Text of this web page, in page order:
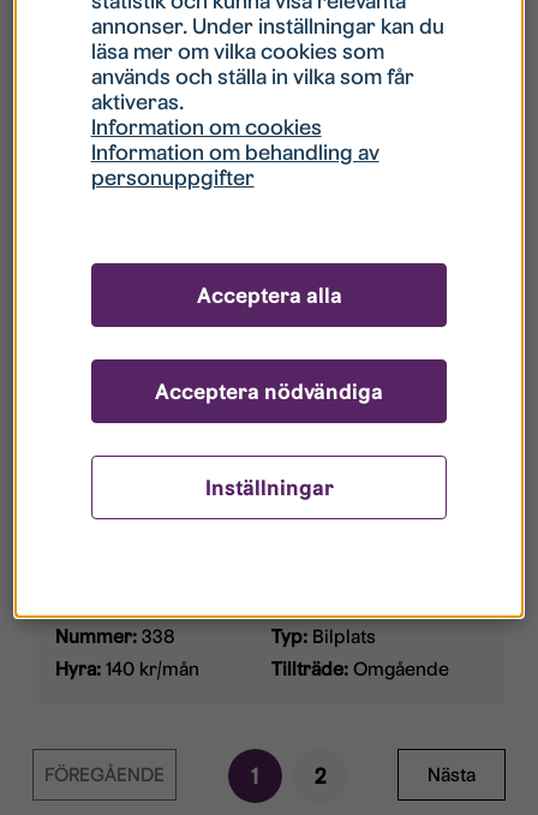
Rydsvägen 256 D, Ryd
Nummer: 449 Typ:Bilplats
Hyra:140 kr/mån Tillträde:
Nummer:
140 kr/mån Tillträde:
Alsättersgatan 1 D, Ryd
Nummer: 339 Typ:Bilplats
Tillträde:
Nummer: 338 Typ: Bilplats
Hyra: 140 kr/mån Tillträde: Omgående
FÖREGÅENDE 1 2 Nästa
annonser. Under inställningar kan du
läsa mer om vilka cookies som
används och ställa in vilka som får
aktiveras.
Information om cookies
Information om behandling av
personuppgifter
Inställningar
Acceptera nödvändiga
Acceptera alla